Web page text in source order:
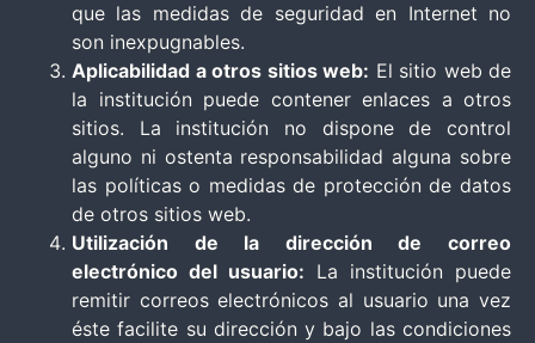
que las medidas de seguridad en Internet no
son inexpugnables.
Aplicabilidad a otros sitios web: El sitio web de
la institución puede contener enlaces a otros
sitios. La institución no dispone de control
alguno ni ostenta responsabilidad alguna sobre
las políticas o medidas de protección de datos
de otros sitios web.
Utilización de la dirección de correo
electrónico del usuario: La institución puede
remitir correos electrónicos al usuario una vez
éste facilite su dirección y bajo las condiciones